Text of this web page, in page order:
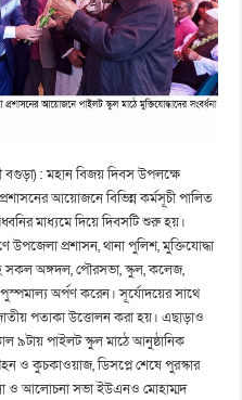
বগুড়া) : মহান বিজয় দিবস উপলক্ষে
আয়োজনে বিভিন্ন কর্মসূচী পালিত
মাধ্যমে দিয়ে দিবসটি শুরু হয়।
উপজেলা প্রশাসন, থানা পুলিশ, মুক্তিযোদ্ধা
অঙ্গদল, পৌরসভা, স্কুল, কলেজ,
পুস্পমাল্য অর্পণ করেন। সূর্যোদয়ের সাথে
পতাকা উত্তোলন করা হয়। এছাড়াও
৯টায় পাইলট স্কুল মাঠে আনুষ্ঠানিক
ও কুচকাওয়াজ, ডিসপ্লে শেষে পুরস্কার
ও আলোচনা সভা ইউএনও মোহাম্মদ